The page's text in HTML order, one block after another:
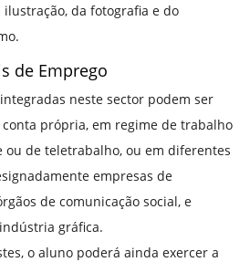
ilustração, da fotografia e do
de Emprego
neste sector podem ser
própria, em regime de trabalho
ou de teletrabalho, ou em diferentes
empresas de
de comunicação social, e
gráfica.
o aluno poderá ainda exercer a